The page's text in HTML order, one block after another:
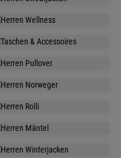
SOFTSHELLJACKEN
HERREN
SWEATJACKEN
HERREN
WELLNESS
TASCHEN &
ACCESSOIRES
HERREN
PULLOVER
HERREN
NORWEGER
HERREN
ROLLI
HERREN